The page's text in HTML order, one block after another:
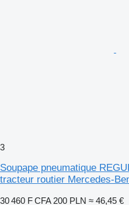
3
Soupape pneumatique
tracteur routier Mercedes-
30 460 F CFA 200 PLN ≈ 46,45 €